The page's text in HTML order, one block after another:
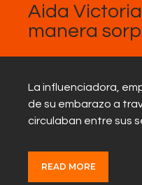
Aida
manera
La influenciadora,
de su embarazo a
circulaban entre sus
READ MORE